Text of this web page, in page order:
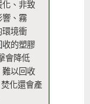
、非致
、霧
境衝
的塑膠
會降低
難以回收
化還會產